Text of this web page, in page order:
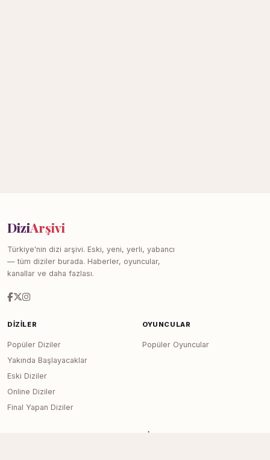
DiziArşivi
Türkiye'nin dizi arşivi. Eski, yeni, yerli, yabancı
— tüm diziler burada. Haberler, oyuncular,
kanallar ve daha fazlası.
DIZILER
Popüler Diziler
Yakında Başlayacaklar
Eski Diziler
Online Diziler
Final Yapan Diziler
OYUNCULAR
Popüler Oyuncular
SITE